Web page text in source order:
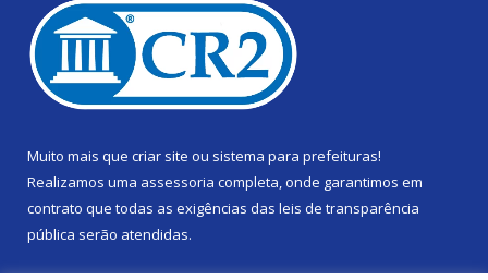
Muito mais que criar site ou sistema para prefeituras!
Realizamos uma assessoria completa, onde garantimos em
contrato que todas as exigências das leis de transparência
pública serão atendidas.